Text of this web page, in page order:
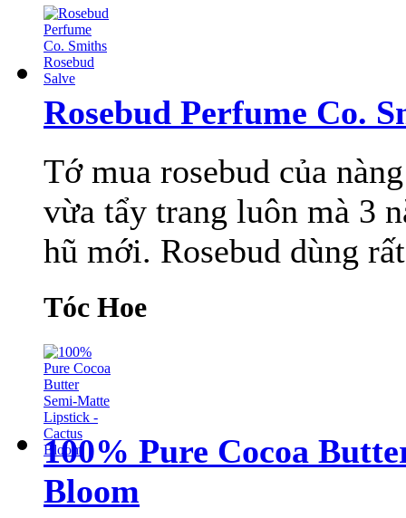
Rosebud Perfume Co.
Tớ mua rosebud của
vừa tẩy trang luôn mà 3
hũ mới. Rosebud dùng
Tóc Hoe
100% Pure Cocoa
Bloom